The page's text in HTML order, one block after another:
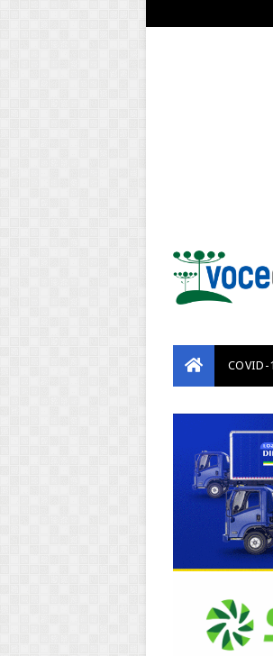
COVID-